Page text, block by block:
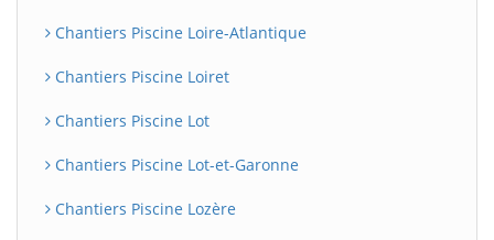
Chantiers Piscine Loire-Atlantique
Chantiers Piscine Loiret
Chantiers Piscine Lot
Chantiers Piscine Lot-et-Garonne
Chantiers Piscine Lozère